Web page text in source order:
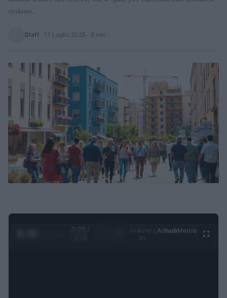
restano.
Staff · 17 Luglio 2025 · 3 min
0:29 /
Ad hubMedia